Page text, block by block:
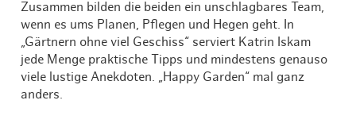
Zusammen bilden die beiden ein unschlagbares Team,
wenn es ums Planen, Pflegen und Hegen geht. In
„Gärtnern ohne viel Geschiss“ serviert Katrin Iskam
jede Menge praktische Tipps und mindestens genauso
viele lustige Anekdoten. „Happy Garden“ mal ganz
anders.